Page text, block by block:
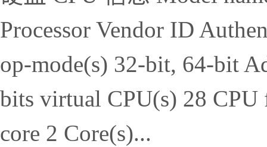
Processor Vendor ID
op-mode(s) 32-bit, 64-bit
bits virtual CPU(s) 28
core 2 Core(s)...